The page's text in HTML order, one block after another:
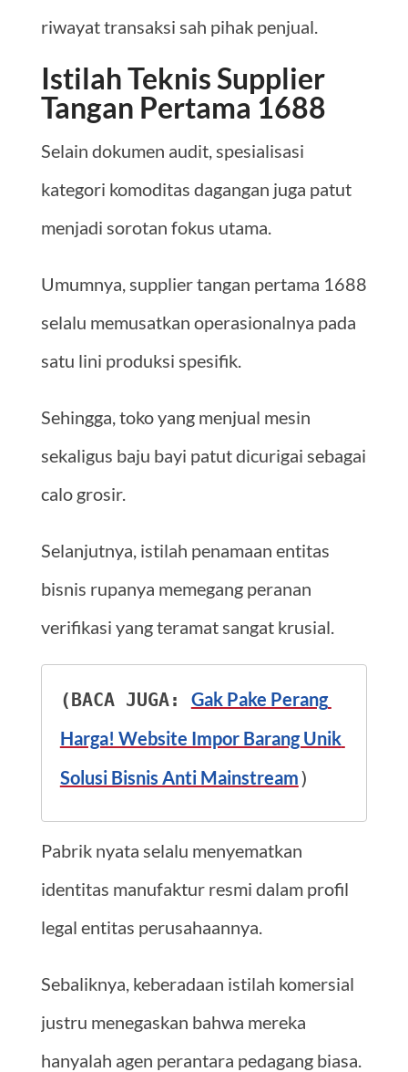
riwayat transaksi sah pihak penjual.
Istilah Teknis Supplier
Tangan Pertama 1688
Selain dokumen audit, spesialisasi
kategori komoditas dagangan juga patut
menjadi sorotan fokus utama.
Umumnya, supplier tangan pertama 1688
selalu memusatkan operasionalnya pada
satu lini produksi spesifik.
Sehingga, toko yang menjual mesin
sekaligus baju bayi patut dicurigai sebagai
calo grosir.
Selanjutnya, istilah penamaan entitas
bisnis rupanya memegang peranan
verifikasi yang teramat sangat krusial.
(BACA JUGA: Gak Pake Perang
Harga! Website Impor Barang Unik
Solusi Bisnis Anti Mainstream)
Pabrik nyata selalu menyematkan
identitas manufaktur resmi dalam profil
legal entitas perusahaannya.
Sebaliknya, keberadaan istilah komersial
justru menegaskan bahwa mereka
hanyalah agen perantara pedagang biasa.